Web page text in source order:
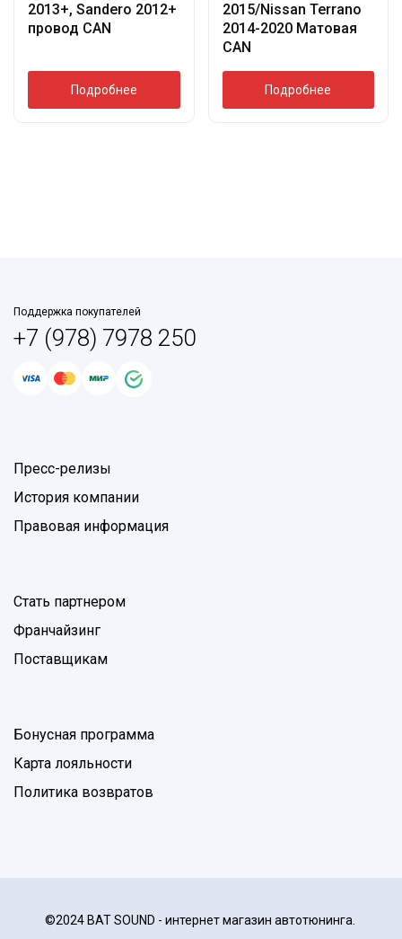
2013+, Sandero 2012+
провод CAN
Подробнее
2015/Nissan Terrano
2014-2020 Матовая
CAN
Подробнее
Поддержка покупателей
+7 (978) 7978 250
Пресс-релизы
История компании
Правовая информация
Стать партнером
Франчайзинг
Поставщикам
Бонусная программа
Карта лояльности
Политика возвратов
©2024 BAT SOUND - интернет магазин автотюнинга.